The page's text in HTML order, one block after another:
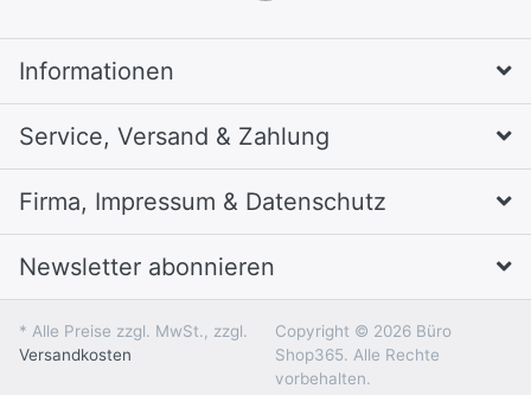
Informationen
Service, Versand & Zahlung
Firma, Impressum & Datenschutz
Newsletter abonnieren
* Alle Preise zzgl. MwSt., zzgl.
Versandkosten
Copyright © 2026 Büro
Shop365. Alle Rechte
vorbehalten.